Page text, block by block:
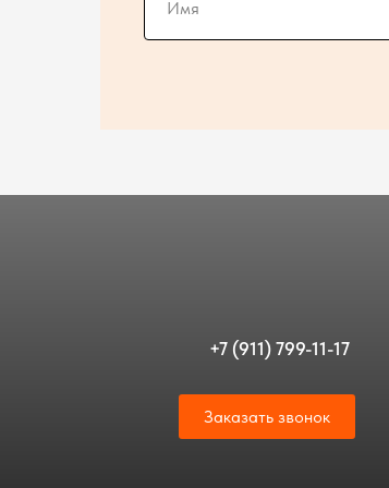
Заказать звонок
+7 (911) 799-11-17